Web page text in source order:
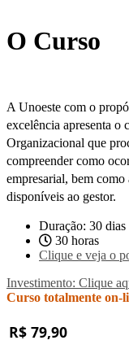
O Curso
A Unoeste com o
excelência apresenta o
Organizacional que
compreender como
empresarial, bem como
disponíveis ao gestor.
Duração: 30 dias
30 horas
Clique e veja o
Investimento: Clique
Curso totalmente on-
R$ 79,90